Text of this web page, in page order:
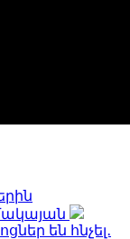
են հնչել․